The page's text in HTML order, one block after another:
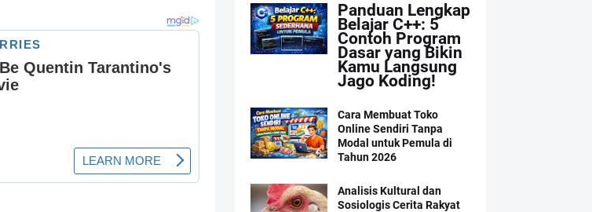
Panduan Lengkap
Belajar C++: 5
Contoh Program
Dasar yang Bikin
Kamu Langsung
Jago Koding!
Cara Membuat Toko
Online Sendiri Tanpa
Modal untuk Pemula di
Tahun 2026
Analisis Kultural dan
Sosiologis Cerita Rakyat